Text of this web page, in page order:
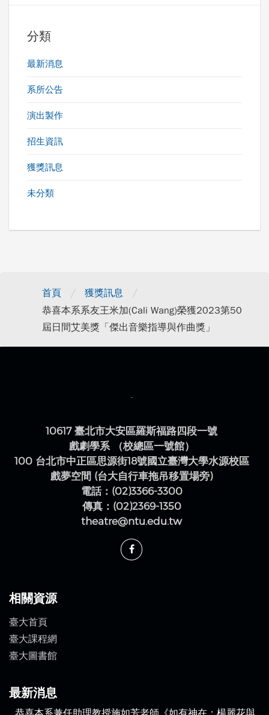
分類
最新消息
系所公告
演出製作
招生資訊
獲獎訊息
未分類
首頁 / 獲獎訊息 /
恭喜本系系友王米加(Cali Wang)榮獲2023第50
屆日間艾美獎「傑出音樂指導與作曲獎」
10617 臺北市大安區羅斯福路四段一號
戲劇學系 （校總區一號館）
100 台北市中正區思源街18號國立臺灣大學水源校區
戲夢空間 (台大自行車拖吊移置場旁)
電話：(02)3366-3300
傳真：(02)2369-1350
theatre@ntu.edu.tw
相關資源
臺大首頁
臺大課程網
臺大圖書館
最新消息